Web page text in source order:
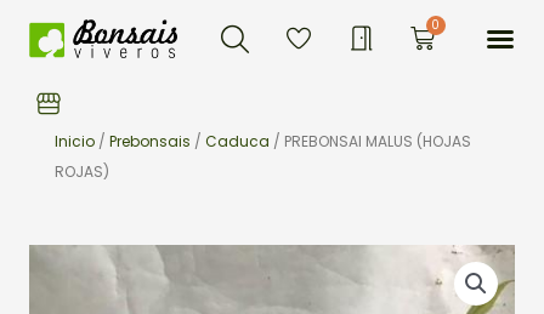
Buscar 0Carrito
Inicio / Prebonsais / Caduca / PREBONSAI MALUS (HOJAS
ROJAS)